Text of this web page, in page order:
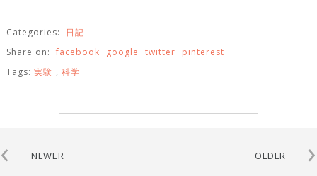
Categories:
日記
Share on: facebook google twitter
pinterest
Tags: 実験 , 科学
‹ NEWER OLDER ›